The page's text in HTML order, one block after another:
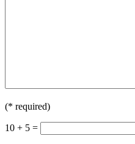
(* required)
10 + 5 =